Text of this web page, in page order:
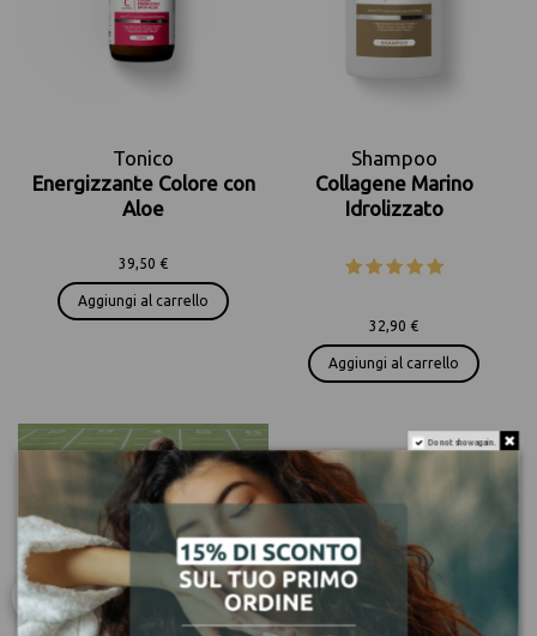
Tonico
Energizzante Colore con
Aloe
39,50 €
Aggiungi al carrello
Shampoo
Collagene Marino
Idrolizzato
32,90 €
Aggiungi al carrello
Do not show again.